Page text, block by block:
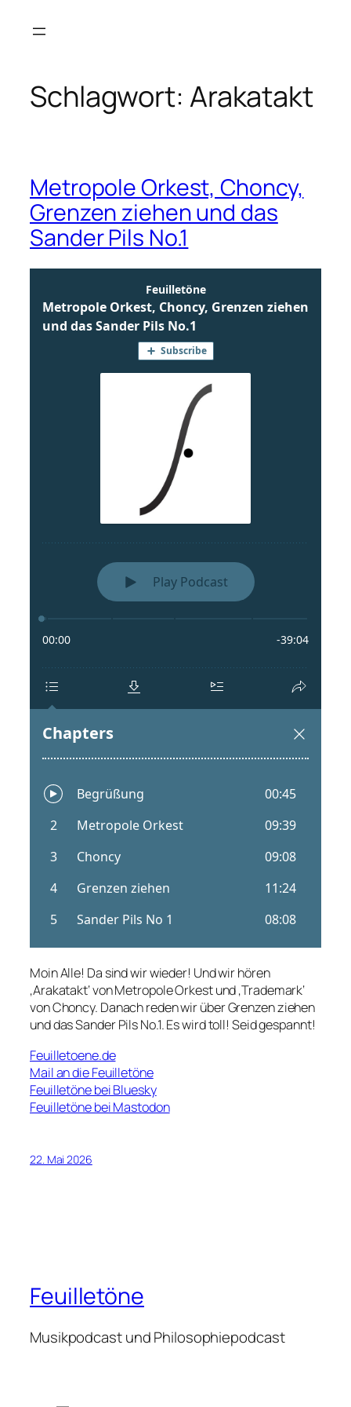
Inhalt
Schlagwort: Arakatakt
Metropole Orkest, Choncy,
Grenzen ziehen und das
Sander Pils No.1
Moin Alle! Da sind wir wieder! Und wir hören
‚Arakatakt‘ von Metropole Orkest und ‚Trademark‘
von Choncy. Danach reden wir über Grenzen ziehen
und das Sander Pils No.1. Es wird toll! Seid gespannt!
Feuilletoene.de
Mail an die Feuilletöne
Feuilletöne bei Bluesky
Feuilletöne bei Mastodon
22. Mai 2026
Feuilletöne
Musikpodcast und Philosophiepodcast